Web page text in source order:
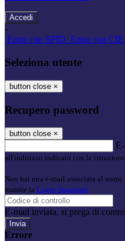
-
Entra con SPID Entra con CIE
Seleziona utente
button close ×
Recupero password
button close ×
all'indirizzo indicato con le istruzioni
Non hai una e-mail associata al
tramite la Login Spaggiari
E-mail inviata, si prega di
Errore